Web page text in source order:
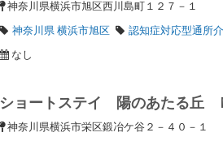
神奈川県横浜市旭区西川島町１２７－１
神奈川県 横浜市旭区
認知症対応型通所
なし
ショートステイ 陽のあたる丘
神奈川県横浜市栄区鍛冶ケ谷２－４０－１